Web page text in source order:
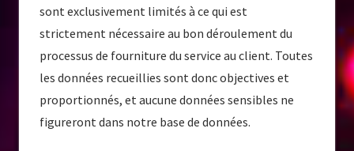
sont exclusivement limités à ce qui est
strictement nécessaire au bon déroulement du
processus de fourniture du service au client. Toutes
les données recueillies sont donc objectives et
proportionnés, et aucune données sensibles ne
figureront dans notre base de données.